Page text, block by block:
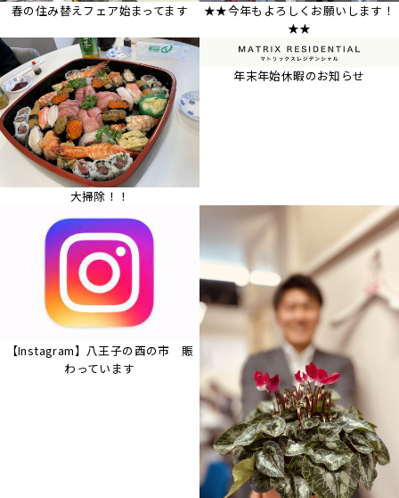
春の住み替えフェア始まってます
★★今年もよろしくお願いします！
★★
大掃除！！
年末年始休暇のお知らせ
【Instagram】八王子の酉の市 賑
わっています